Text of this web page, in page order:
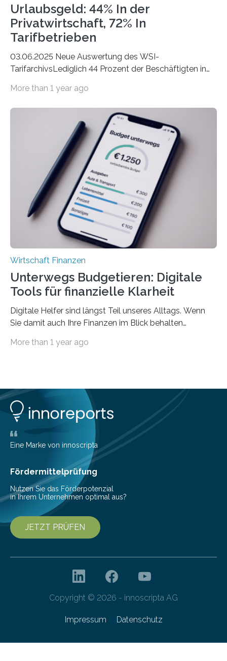
Urlaubsgeld: 44% In der
Privatwirtschaft, 72% In
Tarifbetrieben
03.06.2025 Neue Auswertung des WSI-
TarifarchivsLediglich 44 Prozent der Beschäftigten in
tarifgebundenen Betrieben ist der Anteil mit 72 Prozent
Unterkünfte fast überall deutlich teurer geworden. Für
viele Beschäftigte ist deshalb das zumeist im Juni oder
Juli ausgezahlte Urlaubsgeld ein wichtiger Faktor, um
sich den wohlverdienten Jahresurlaub leisten zu
können. Allerdings erhält mit 44 Prozent noch nicht
einmal die Hälfte aller Beschäftigten in der
Privatwirtschaft Urlaubsgeld. Zu diesem…
More than 1 year ago
Wirtschaft Finanzen
Unterwegs Budgetieren: Digitale
Tools für finanzielle Klarheit
Digitale Helfer sind längst Teil unseres Alltags. Wenn
Sie damit auch Ihre Finanzen im Blick behalten
die genau das ermöglichen: Sie helfen Ihnen, Ausgaben
Lösungen interessieren. 1. Multibanking-Tools: Alle
Konten auf einen Blick Viele Banken bieten bereits in
ihrem Online-Banking eine Multibanking-Funktion an,
mit der sich Konten bei anderen Banken…
More than 1 year ago
Eine Marke von innoscripta
Fördermittelprüfung
Nutzen Sie das Förderpotenzial
in Ihrem Unternehmen optimal aus?
JETZT PRÜFEN
Copyright © 2026 - innoscripta AG
Impressum Datenschutz